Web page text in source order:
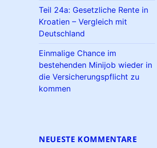
Teil 24a: Gesetzliche Rente in
Kroatien – Vergleich mit
Deutschland
Einmalige Chance im
bestehenden Minijob wieder in
die Versicherungspflicht zu
kommen
NEUESTE KOMMENTARE